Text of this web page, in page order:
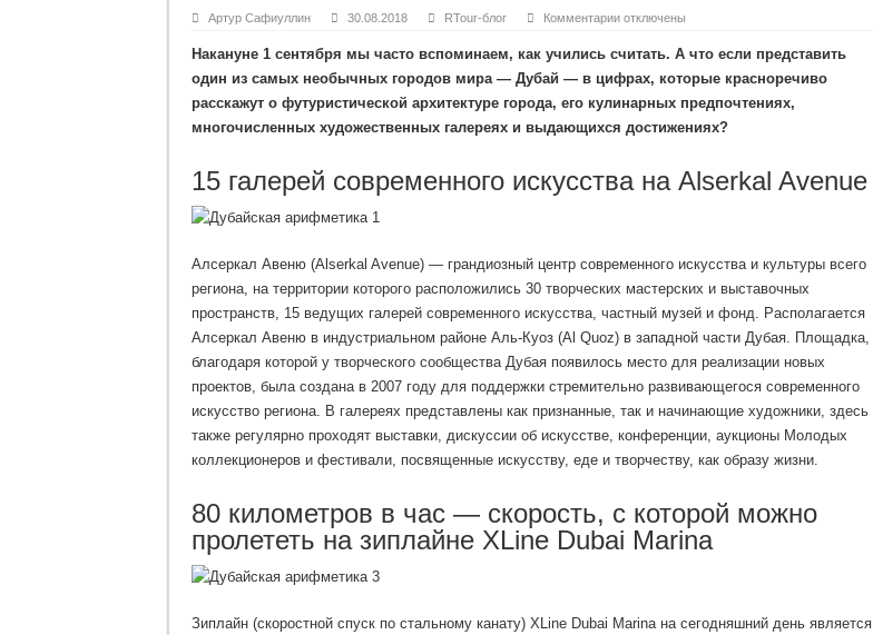
Артур Сафиуллин 30.08.2018 RTour-блог Комментариик
арифметика
отключены
Накануне 1 сентября мы часто вспоминаем, как учились считать. А что если представить
один из самых необычных городов мира — Дубай — в цифрах, которые красноречиво
расскажут о футуристической архитектуре города, его кулинарных предпочтениях,
многочисленных художественных галереях и выдающихся достижениях?
15 галерей современного искусства на Alserkal Avenue
Алсеркал Авеню (Alserkal Avenue) — грандиозный центр современного искусства и культуры всего
региона, на территории которого расположились 30 творческих мастерских и выставочных
пространств, 15 ведущих галерей современного искусства, частный музей и фонд. Располагается
Алсеркал Авеню в индустриальном районе Аль-Куоз (Al Quoz) в западной части Дубая. Площадка,
благодаря которой у творческого сообщества Дубая появилось место для реализации новых
проектов, была создана в 2007 году для поддержки стремительно развивающегося современного
искусство региона. В галереях представлены как признанные, так и начинающие художники, здесь
также регулярно проходят выставки, дискуссии об искусстве, конференции, аукционы Молодых
коллекционеров и фестивали, посвященные искусству, еде и творчеству, как образу жизни.
80 километров в час — скорость, с которой можно
пролететь на зиплайне XLine Dubai Marina
Зиплайн (скоростной спуск по стальному канату) XLine Dubai Marina на сегодняшний день является